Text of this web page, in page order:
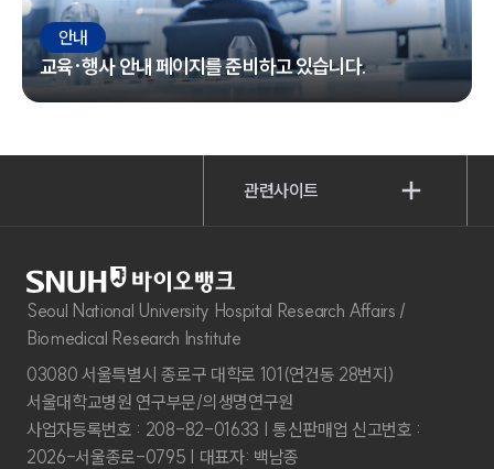
안내
교육·행사 안내 페이지를 준비하고 있습니다.
관련사이트
Seoul National University Hospital Research Affairs /
Biomedical Research Institute
03080 서울특별시 종로구 대학로 101(연건동 28번지)
서울대학교병원 연구부문/의생명연구원
사업자등록번호 : 208-82-01633 | 통신판매업 신고번호 :
2026-서울종로-0795 | 대표자: 백남종